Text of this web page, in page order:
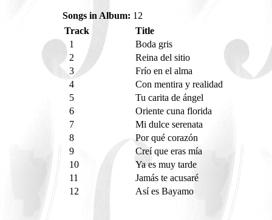
Songs in Album: 12
Track
Title
1
Boda gris
2
Reina del sitio
3
Frío en el alma
4
Con mentira y realidad
5
Tu carita de ángel
6
Oriente cuna florida
7
Mi dulce serenata
8
Por qué corazón
9
Creí que eras mía
10
Ya es muy tarde
11
Jamás te acusaré
12
Así es Bayamo